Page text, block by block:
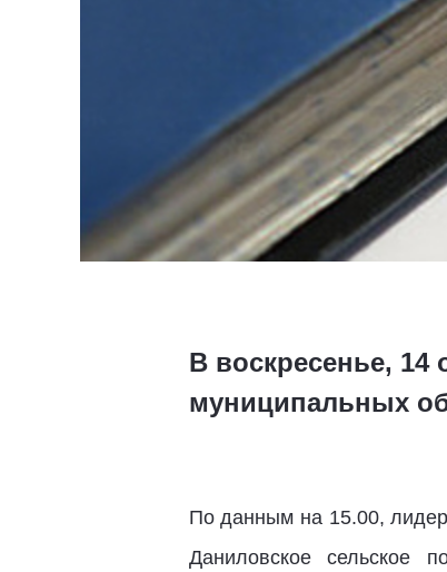
В воскресенье,
муниципальных
По данным на 15.00,
Даниловское сельское